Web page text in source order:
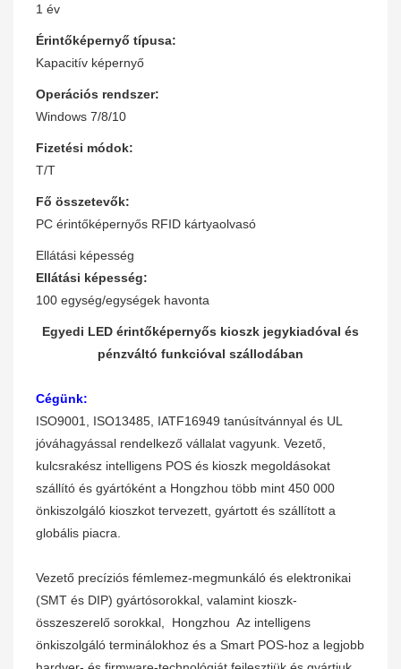
1 év
Érintőképernyő típusa:
Kapacitív képernyő
Operációs rendszer:
Windows 7/8/10
Fizetési módok:
T/T
Fő összetevők:
PC érintőképernyős RFID kártyaolvasó
Ellátási képesség
Ellátási képesség:
100 egység/egységek havonta
Egyedi LED érintőképernyős kioszk jegykiadóval és
pénzváltó funkcióval szállodában
Cégünk:
ISO9001, ISO13485, IATF16949 tanúsítvánnyal és UL
jóváhagyással rendelkező vállalat vagyunk. Vezető,
kulcsrakész intelligens POS és kioszk megoldásokat
szállító és gyártóként a Hongzhou több mint 450 000
önkiszolgáló kioszkot tervezett, gyártott és szállított a
globális piacra.
Vezető precíziós fémlemez-megmunkáló és elektronikai
(SMT és DIP) gyártósorokkal, valamint kioszk-
összeszerelő sorokkal,
Hongzhou Az intelligens
önkiszolgáló terminálokhoz és a Smart POS-hoz a legjobb